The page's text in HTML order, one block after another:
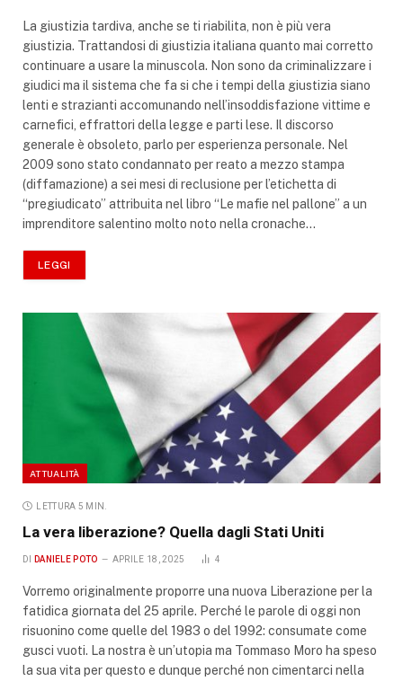
La giustizia tardiva, anche se ti riabilita, non è più vera
giustizia. Trattandosi di giustizia italiana quanto mai corretto
continuare a usare la minuscola. Non sono da criminalizzare i
giudici ma il sistema che fa si che i tempi della giustizia siano
lenti e strazianti accomunando nell’insoddisfazione vittime e
carnefici, effrattori della legge e parti lese. Il discorso
generale è obsoleto, parlo per esperienza personale. Nel
2009 sono stato condannato per reato a mezzo stampa
(diffamazione) a sei mesi di reclusione per l’etichetta di
“pregiudicato” attribuita nel libro “Le mafie nel pallone” a un
imprenditore salentino molto noto nella cronache…
LEGGI
ATTUALITÀ
LETTURA 5 MIN.
La vera liberazione? Quella dagli Stati Uniti
DI DANIELE POTO APRILE 18, 2025 4
Vorremo originalmente proporre una nuova Liberazione per la
fatidica giornata del 25 aprile. Perché le parole di oggi non
risuonino come quelle del 1983 o del 1992: consumate come
gusci vuoti. La nostra è un’utopia ma Tommaso Moro ha speso
la sua vita per questo e dunque perché non cimentarci nella